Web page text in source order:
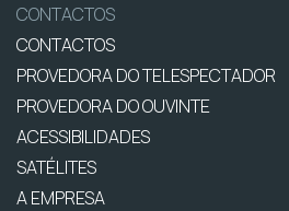
CONTACTOS
CONTACTOS
PROVEDORA DO TELESPECTADOR
PROVEDORA DO OUVINTE
ACESSIBILIDADES
SATÉLITES
A EMPRESA